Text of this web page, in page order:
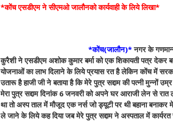
*कोंच एसडीएम ने सीएमओ जालौनको कार्यवाही के लिये लिखा*
*कोंच(जालौन)*नगर के
कुरैशी ने एसडीएम अशोक कुमार बर्मा को एक शिकायती पत्र देकर
योजनाओं का लाभ दिलाने के लिये प्रयास रत है लेकिन कोंच में
उतारू है हाजी जी ने बताया है कि मेरे पुत्र सद्दाम की पत्नी मुन्नों
मेरा पुत्र सद्दाम दिनांक 6 जनवरी को अपने घर आराजी लेन से
था तो अस्प ताल में मौजूद एक नर्स जो ड्यूटी पर थी बहाना बनाकर
ले जाने के लिये कह दिया जब मेरे पुत्र सद्दाम ने अस्पताल में